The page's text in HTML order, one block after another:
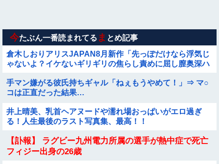
今たぶん一番読まれてる ま とめ記事
倉木しおりアリスJAPAN8月新作「先っぽだけなら浮気じ
ゃないよ？イケないギリギリの焦らし責めに屈し膣奥深ハ
手マン嫌がる彼氏持ちギャル「ねぇもうやめて！」⇒ マ○
コは正直だった結果…
井上晴美、乳首ヘアヌードや濡れ場おっぱいがエロ過ぎ
る！人生最後のラスト写真集、最高！！
【訃報】 ラグビー九州電力所属の選手が熱中症で死亡
フィジー出身の26歳